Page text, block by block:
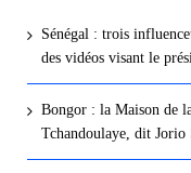
Sénégal : trois
des vidéos visant le
Bongor : la Maison de
Tchandoulaye, dit Jorio